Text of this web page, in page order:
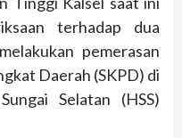
terhadap dua
pemerasan
Daerah (SKPD) di
Selatan (HSS)